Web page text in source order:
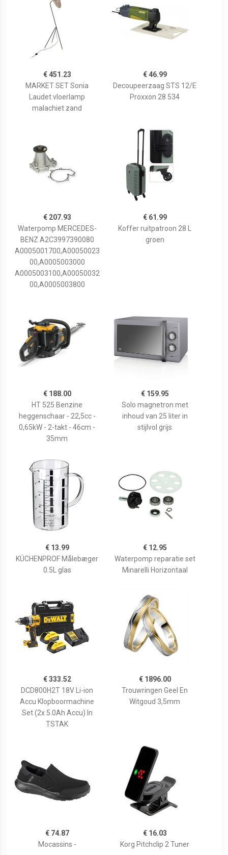
€ 451.23
MARKET SET Sonia
Laudet vloerlamp
malachiet zand
€ 46.99
Decoupeerzaag STS 12/E
Proxxon 28 534
€ 207.93
Waterpomp MERCEDES-
BENZ A2C3997390080
A0005001700,A00050023
00,A0005003000
A0005003100,A00050032
00,A0005003800
€ 61.99
Koffer ruitpatroon 28 L
groen
€ 188.00
HT 525 Benzine
heggenschaar - 22,5cc -
0,65kW - 2-takt - 46cm -
35mm
€ 159.95
Solo magnetron met
inhoud van 25 liter in
stijlvol grijs
€ 13.99
KÜCHENPROF Målebæger
0.5L glas
€ 12.95
Waterpomp reparatie set
Minarelli Horizontaal
€ 333.52
DCD800H2T 18V Li-ion
Accu Klopboormachine
Set (2x 5.0Ah Accu) In
TSTAK
€ 1896.00
Trouwringen Geel En
Witgoud 3,5mm
€ 74.87
Mocassins -
€ 16.03
Korg Pitchclip 2 Tuner